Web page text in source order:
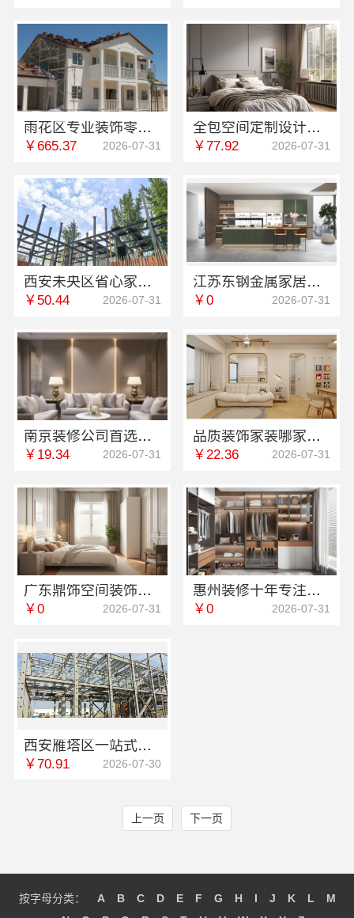
雨花区专业装饰零增项承诺 创益讯建筑
￥665.37 2026-07-31
全包空间定制设计方案江西圣匠新型环保材料有限公司省时省心
￥77.92 2026-07-31
西安未央区省心家装施工毛坯房材料靠谱-居安天成（西安）建筑工程有限责任公司
￥50.44 2026-07-31
江苏东钢金属家居有限公司：豪宅私人定制现代轻奢流程介绍
￥0 2026-07-31
南京装修公司首选南京市创亿讯环保新材料有限公司
￥19.34 2026-07-31
品质装饰家装哪家好？选择佛山市雅居美家建筑装饰工程有限公司
￥22.36 2026-07-31
广东鼎饰空间装饰工程有限公司：广东正规室内设计透明化施工标准
￥0 2026-07-31
惠州装修十年专注：华居不锈钢，匠心打造高品质装修
￥0 2026-07-31
西安雁塔区一站式家装设计刚需房售后完善-居安天成（西安）建筑工程有限责任公司
￥70.91 2026-07-30
上一页 下一页
按字母分类： A B C D E F G H I J K L
M